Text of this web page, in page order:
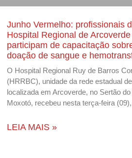
Junho Vermelho: profissionais
Hospital Regional de Arcoverde
participam de capacitação
doação de sangue e
O Hospital Regional Ruy de Barros
(HRRBC), unidade da rede estadual
localizada em Arcoverde, no Sertão do
Moxotó, recebeu nesta terça-feira (09),
LEIA MAIS »